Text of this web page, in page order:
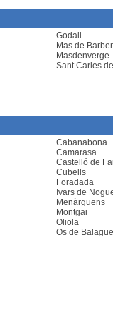
Godall
Mas de
Masdenverge
Sant Carles
Cabanabona
Camarasa
Castelló de
Cubells
Foradada
Ivars de
Menàrguens
Montgai
Oliola
Os de